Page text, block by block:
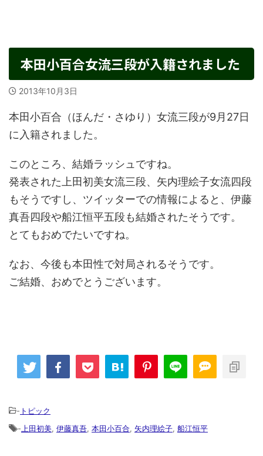
本田小百合女流三段が入籍されました
2013年10月3日
本田小百合（ほんだ・さゆり）女流三段が9月27日
に入籍されました。
このところ、結婚ラッシュですね。
発表された上田初美女流三段、矢内理絵子女流四段
もそうですし、ツイッターでの情報によると、伊藤
真吾四段や船江恒平五段も結婚されたそうです。
とてもおめでたいですね。
なお、今後も本田性で対局されるそうです。
ご結婚、おめでとうございます。
- トピック
- 上田初美, 伊藤真吾, 本田小百合, 矢内理絵子, 船江恒平